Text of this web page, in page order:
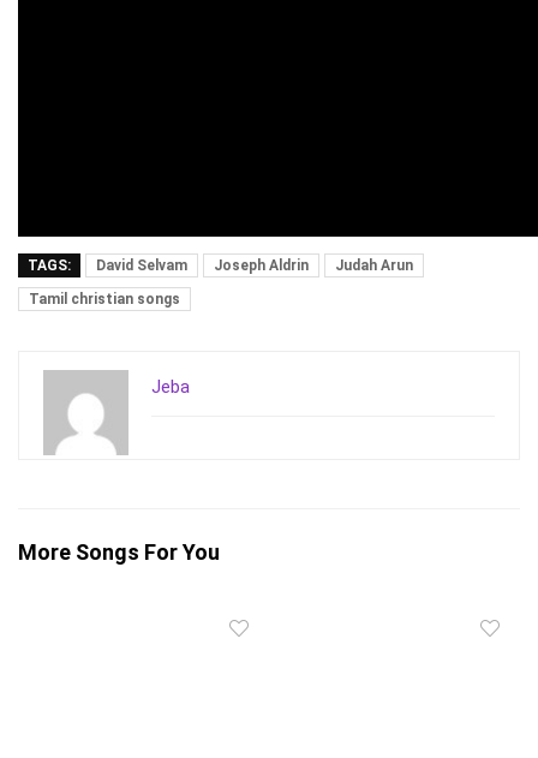
TAGS: David Selvam Joseph Aldrin
Judah Arun
Tamil christian songs
Jeba
More Songs For You